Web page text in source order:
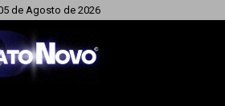
de Agosto de 2026